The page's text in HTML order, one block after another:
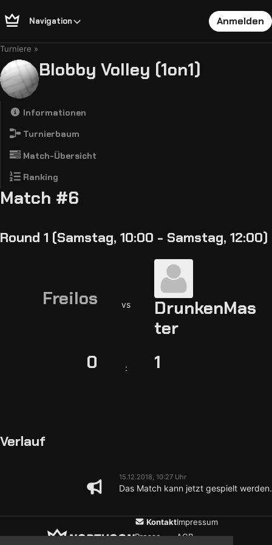
Navigation Anmelden
Turniere
Blobby Volley (1on1)
Informationen
Turnierbaum
Match-Übersicht
Ranking
Match #6
Round 1 (Samstag, 10:00 - Samstag, 12:00)
Freilos vs
DrunkenMas
ter
0
: 1
Verlauf
15.12.2018, 10:27 Uhr
Das Match kann jetzt gespielt werden.
Kontakt
Presse
Impressum
AGB